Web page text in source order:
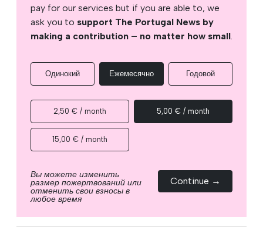
pay for our services but if you are able to, we
ask you to support The Portugal News by
making a contribution – no matter how small.
Одинокий Ежемесячно Годовой
2,50 € / month 5,00 € / month
15,00 € / month
Вы можете изменить
размер пожертвований или
отменить свои взносы в
любое время
Continue →